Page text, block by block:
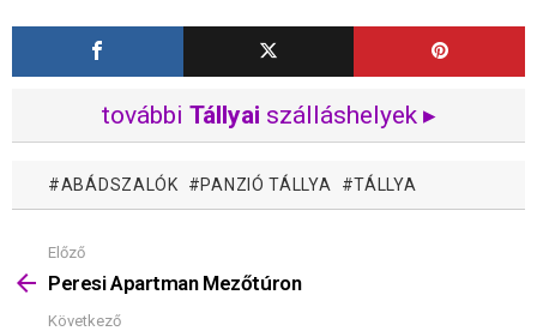
további Tállyai szálláshelyek ▸
ABÁDSZALÓK PANZIÓ TÁLLYA TÁLLYA
Mutass
többet
Előző
Peresi Apartman Mezőtúron
Következő